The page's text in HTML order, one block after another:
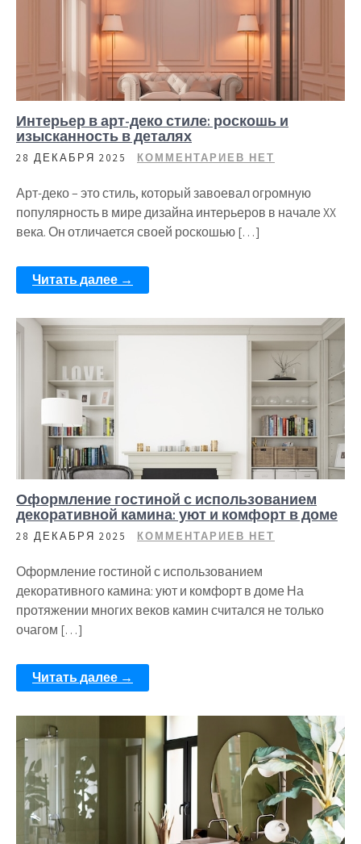
Интерьер в арт-деко стиле: роскошь и
изысканность в деталях
28 ДЕКАБРЯ 2025 КОММЕНТАРИЕВ НЕТ
Арт-деко – это стиль, который завоевал огромную
популярность в мире дизайна интерьеров в начале XX
века. Он отличается своей роскошью […]
Читать далее →
Оформление гостиной с использованием
декоративной камина: уют и комфорт в доме
28 ДЕКАБРЯ 2025 КОММЕНТАРИЕВ НЕТ
Оформление гостиной с использованием
декоративного камина: уют и комфорт в доме На
протяжении многих веков камин считался не только
очагом […]
Читать далее →